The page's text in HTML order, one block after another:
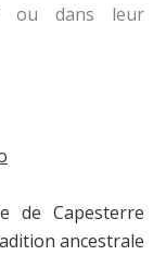
ou dans leur
de Capesterre
ancestrale